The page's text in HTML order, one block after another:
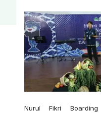
Nurul Fikri